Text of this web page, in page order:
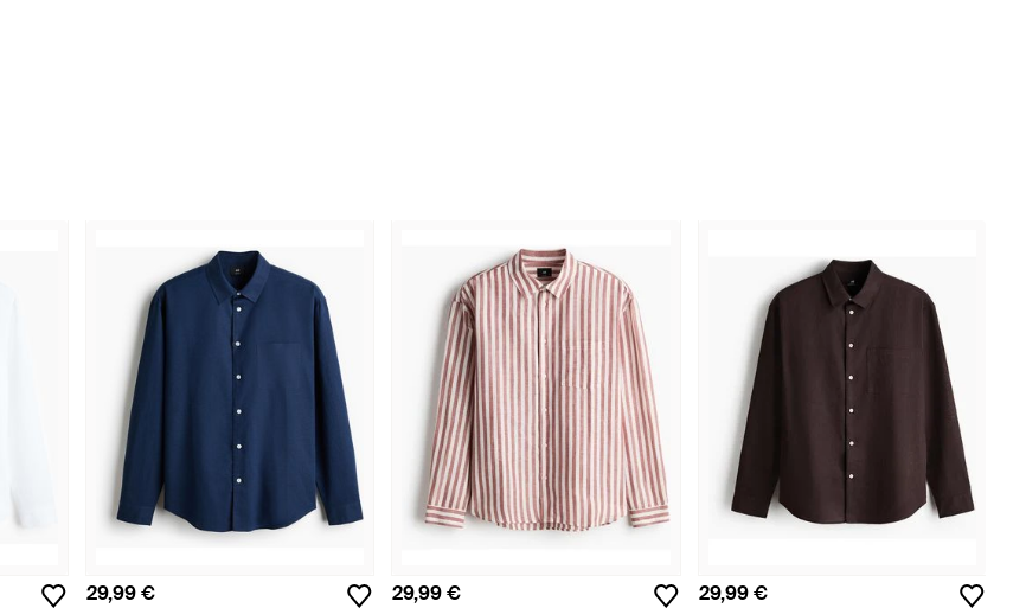
29,99 € 29,99 € 29,99 €